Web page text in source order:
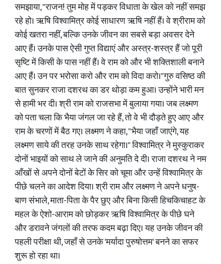
समझाया, "राजन! तुम मोह में पड़कर विधाता के खेल को नहीं समझ
रहे हो। ऋषि विश्वामित्र कोई साधारण ऋषि नहीं हैं। वे श्रीराम को
कोई खतरा नहीं, बल्कि उनके जीवन का सबसे बड़ा अवसर देने
आए हैं। उनके पास ऐसी गुप्त विद्याएं और अस्त्र-शस्त्र हैं जो पूरी
सृष्टि में किसी के पास नहीं हैं। वे राम को और भी शक्तिशाली बनाने
आए हैं। उन पर भरोसा करो और राम को विदा करो।"गुरु वसिष्ठ की
बात सुनकर राजा दशरथ का डर थोड़ा कम हुआ। उन्होंने भारी मन
से हामी भर दी। श्री राम को राजसभा में बुलाया गया। जब लक्ष्मण
को पता चला कि भैया जंगल जा रहे हैं, तो वे भी दौड़ते हुए आए और
राम के चरणों में बैठ गए। लक्ष्मण ने कहा, "भैया जहाँ जाएंगे, यह
लक्ष्मण साये की तरह उनके साथ रहेगा।" विश्वामित्र ने मुस्कुराकर
दोनों भाइयों को साथ ले जाने की अनुमति दे दी। राजा दशरथ ने नम
आँखों से अपने दोनों बेटों के सिर को चूमा और उन्हें विश्वामित्र के
पीछे चलने का आदेश दिया। श्री राम और लक्ष्मण ने अपने धनुष-
बाण संभाले, माता-पिता के पैर छुए और बिना किसी हिचकिचाहट के
महल के ऐशो-आराम को छोड़कर ऋषि विश्वामित्र के पीछे घने
और डरावने जंगलों की तरफ कदम बढ़ा दिए। यह उनके जीवन की
पहली परीक्षा थी, जहाँ से उनके 'मर्यादा पुरुषोत्तम' बनने का सफर
शुरू हो रहा था।